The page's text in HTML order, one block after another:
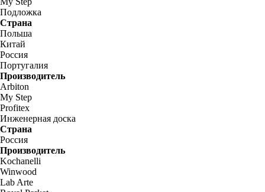
Подложка
Страна
Польша
Китай
Россия
Португалия
Производитель
Arbiton
My Step
Profitex
Инженерная доска
Страна
Россия
Производитель
Kochanelli
Winwood
Lab Arte